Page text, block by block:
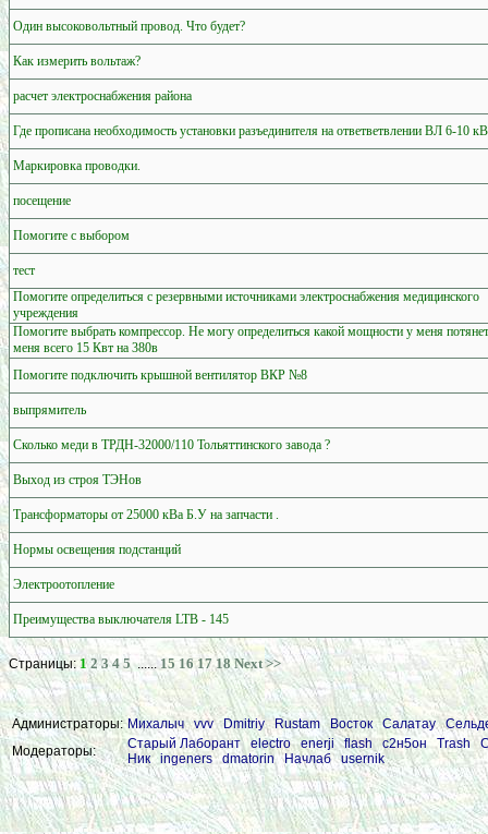
Один высоковольтный провод. Что будет?
Как измерить вольтаж?
расчет электроснабжения района
Где прописана необходимость установки разъединителя на ответветвлении ВЛ 6-10
Маркировка проводки.
посещение
Помогите с выбором
тест
Помогите определиться с резервными источниками электроснабжения медицинского
учреждения
Помогите выбрать компрессор. Не могу определиться какой мощности у меня
меня всего 15 Квт на 380в
Помогите подключить крышной вентилятор ВКР №8
выпрямитель
Cколько меди в ТРДН-32000/110 Тольяттинского завода ?
Выход из строя ТЭНов
Трансформаторы от 25000 кВа Б.У на запчасти .
Нормы освещения подстанций
Электроотопление
Преимущества выключателя LTB - 145
Страницы: 1 2 3 4 5......15 16 17 18 Next >>
Администраторы: Михалыч vvv Dmitriy Rustam Восток Салатау
Модераторы:
Старый Лаборант electro enerji flash с2н5он Trash
Ник
ingeners dmatorin Начлаб usernik